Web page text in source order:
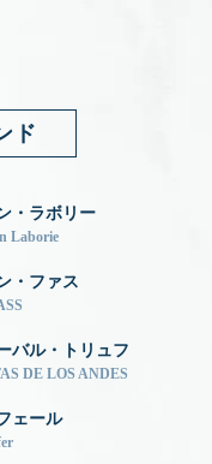
ド
・ラボリー
Laborie
・ファス
バル・トリュフ
DE LOS ANDES
ェール